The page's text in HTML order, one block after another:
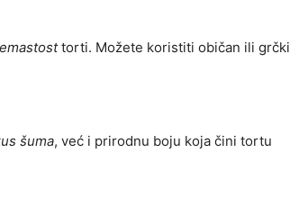
torti. Možete koristiti običan ili grčki
šuma, već i prirodnu boju koja čini tortu